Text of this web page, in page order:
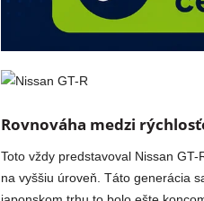
Rovnováha medzi
Toto vždy predstavoval Nissan GT-
na vyššiu úroveň. Táto generácia